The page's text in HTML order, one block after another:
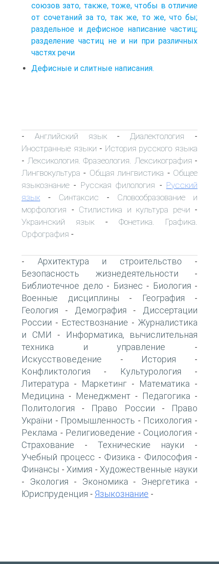
союзов зато, также, тоже, чтобы в отличие
от сочетаний за то, так же, то же, что бы;
раздельное и дефисное написание частиц;
разделение частиц не и ни при различных
частях речи
Дефисные и слитные написания.
- Английский язык- Диалектология -
Иностранные языки - История русского языка
- Лексикология. Фразеология. Лексикография -
Лингвокультура - Общая лингвистика - Общее
языкознание - Русская филология - Русский
язык - Синтаксис - Словообразование и
морфология - Стилистика и культура речи -
Украинский язык - Фонетика. Графика.
Орфография -
- Архитектура и строительство -
Безопасность жизнедеятельности -
Библиотечное дело - Бизнес - Биология -
Военные дисциплины - География -
Геология - Демография -
Диссертации
России - Естествознание - Журналистика
и СМИ -
Информатика, вычислительная
техника и управление -
Искусствоведение - История -
Конфликтология - Культурология -
Литература - Маркетинг - Математика -
Медицина - Менеджмент - Педагогика -
Политология - Право России -
Право
України - Промышленность - Психология -
Реклама - Религиоведение - Социология -
Страхование - Технические науки -
Учебный процесс - Физика - Философия -
Финансы - Химия - Художественные науки
- Экология - Экономика - Энергетика -
Юриспруденция - Языкознание -